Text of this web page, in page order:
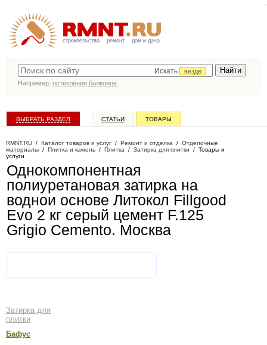
строительство ремонт дом и дача
Искать
везде
Например, остекление балконов
ВЫБРАТЬ РАЗДЕЛ СТАТЬИ ТОВАРЫ
RMNT.RU / Каталог товаров и услуг / Ремонт и отделка / Отделочные
материалы / Плитка и камень / Плитка / Затирка для плитки / Товары и
услуги
Однокомпонентная
полиуретановая затирка на
воднои основе Литокол Fillgood
Evo 2 кг серый цемент F.125
Grigio Cemento. Москва
Затирка для
плитки
Бафус